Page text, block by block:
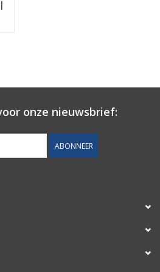
onze nieuwsbrief:
ABONNEER